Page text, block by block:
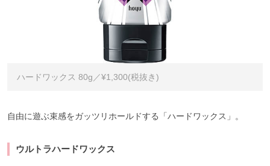
ハードワックス 80g／¥1,300(税抜き)
自由に遊ぶ束感をガッツリホールドする「ハードワックス」。
ウルトラハードワックス